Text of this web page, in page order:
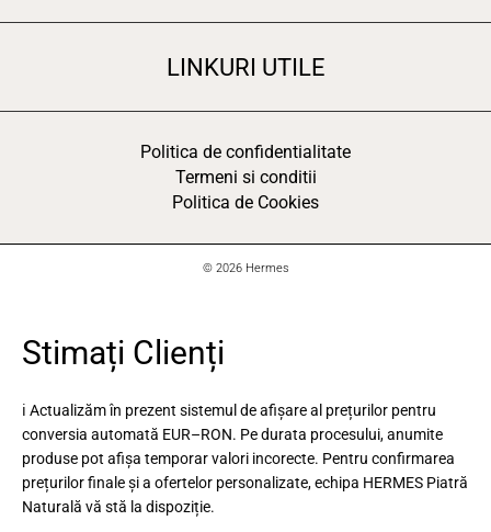
LINKURI UTILE
Politica de confidentialitate
Termeni si conditii
Politica de Cookies
© 2026 Hermes
Stimați Clienți
ℹ️ Actualizăm în prezent sistemul de afișare al prețurilor pentru
conversia automată EUR–RON. Pe durata procesului, anumite
produse pot afișa temporar valori incorecte. Pentru confirmarea
prețurilor finale și a ofertelor personalizate, echipa HERMES Piatră
Naturală vă stă la dispoziție.